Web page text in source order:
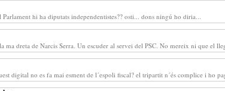
Parlament hi ha diputats independentistes?? osti... dons ningú ho diria...
ma dreta de Narcis Serra. Un escuder al servei del PSC. No mereix ni que el
digital no es fa mai esment de l´espoli fiscal? el tripartit n´és complice i ho